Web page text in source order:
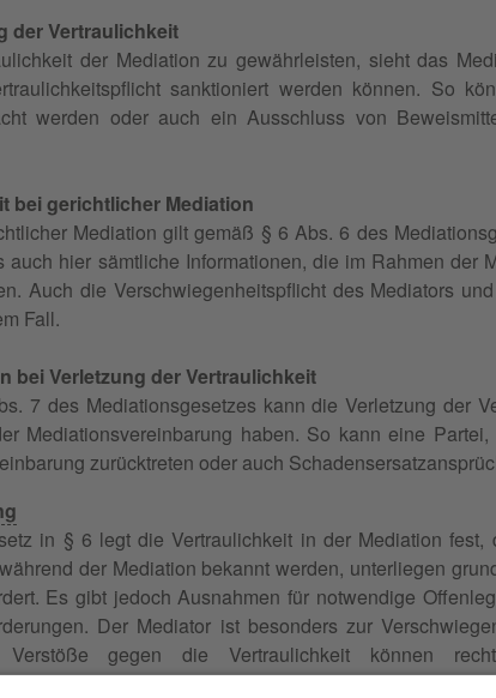
der Vertraulichkeit
der Mediation zu gewährleisten, sieht das
sanktioniert werden können. So
werden oder auch ein Ausschluss von
bei gerichtlicher Mediation
Mediation gilt gemäß § 6 Abs. 6 des
auch hier sämtliche Informationen, die im Rahmen der
Auch die Verschwiegenheitspflicht des Mediators
Fall.
bei Verletzung der Vertraulichkeit
7 des Mediationsgesetzes kann die Verletzung der
Mediationsvereinbarung haben. So kann eine
zurücktreten oder auch
in § 6 legt die Vertraulichkeit in der Mediation
der Mediation bekannt werden, unterliegen
Es gibt jedoch Ausnahmen für notwendige
Der Mediator ist besonders zur
gegen die Vertraulichkeit können
und Rücktritt von der Mediationsvereinbarung.